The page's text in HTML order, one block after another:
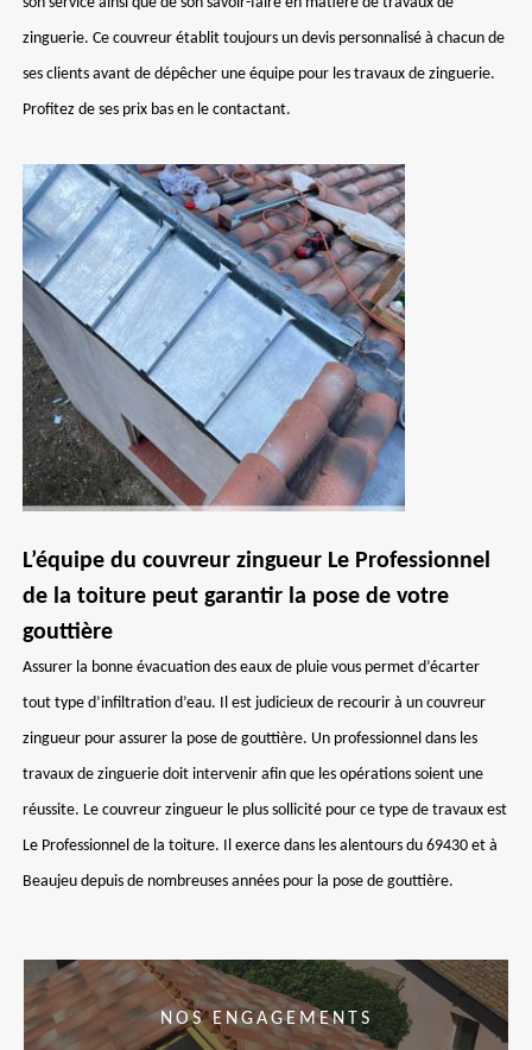
zinguerie. Ce couvreur établit toujours un devis personnalisé à chacun de
ses clients avant de dépêcher une équipe pour les travaux de zinguerie.
Profitez de ses prix bas en le contactant.
L’équipe du couvreur zingueur Le Professionnel
de la toiture peut garantir la pose de votre
gouttière
Assurer la bonne évacuation des eaux de pluie vous permet d’écarter
tout type d’infiltration d’eau. Il est judicieux de recourir à un couvreur
zingueur pour assurer la pose de gouttière. Un professionnel dans les
travaux de zinguerie doit intervenir afin que les opérations soient une
réussite. Le couvreur zingueur le plus sollicité pour ce type de travaux est
Le Professionnel de la toiture. Il exerce dans les alentours du 69430 et à
Beaujeu depuis de nombreuses années pour la pose de gouttière.
NOS ENGAGEMENTS